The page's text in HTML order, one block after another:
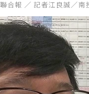
聯合報 ／ 記者江良誠／南